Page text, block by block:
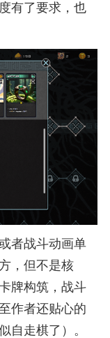
有了要求，也
者战斗动画单
，但不是核
牌构筑，战斗
作者还贴心的
自走棋了）。